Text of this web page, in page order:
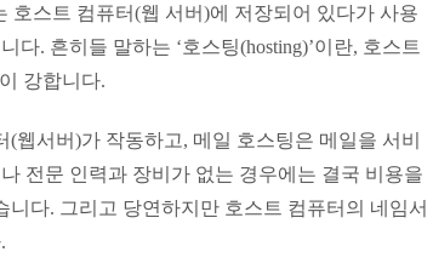
스트 컴퓨터(웹 서버)에 저장되어 있다가 사용
. 흔히들 말하는 ‘호스팅(hosting)’이란, 호스트
강합니다.
서버)가 작동하고, 메일 호스팅은 메일을 서비
전문 인력과 장비가 없는 경우에는 결국 비용을
니다. 그리고 당연하지만 호스트 컴퓨터의 네임서